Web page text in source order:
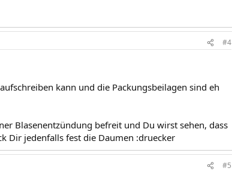
#4
kann und die Packungsbeilagen sind eh
Blasenentzündung befreit und Du wirst sehen, dass
Dir jedenfalls fest die Daumen :druecker
#5